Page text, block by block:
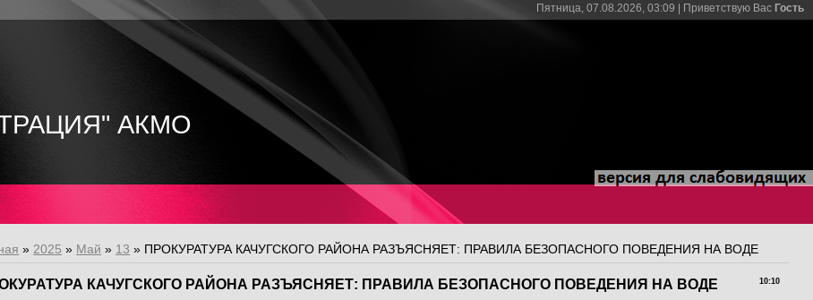
Пятница, 07.08.2026, 03:09 | Приветствую Вас Гость
АКМО
» 2025 » Май » 13 » ПРОКУРАТУРА КАЧУГСКОГО РАЙОНА РАЗЪЯСНЯЕТ: ПРАВИЛА БЕЗОПАСНОГО ПОВЕДЕНИЯ НА ВОДЕ
10:10
КАЧУГСКОГО РАЙОНА РАЗЪЯСНЯЕТ: ПРАВИЛА БЕЗОПАСНОГО ПОВЕДЕНИЯ НА ВОДЕ